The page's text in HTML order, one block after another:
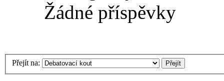
Žádné příspěvky
Přejít na: